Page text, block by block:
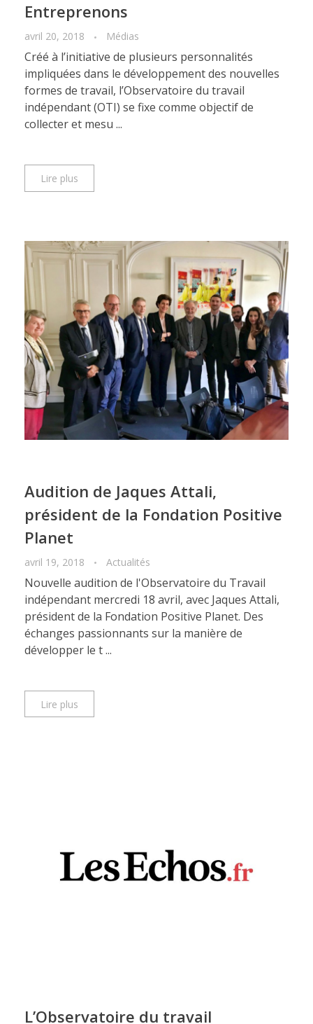
Entreprenons
avril 20, 2018 Médias
Créé à l’initiative de plusieurs personnalités
impliquées dans le développement des nouvelles
formes de travail, l’Observatoire du travail
indépendant (OTI) se fixe comme objectif de
collecter et mesu ...
Lire plus
Audition de Jaques Attali,
président de la Fondation Positive
Planet
avril 19, 2018 Actualités
Nouvelle audition de l'Observatoire du Travail
indépendant mercredi 18 avril, avec Jaques Attali,
président de la Fondation Positive Planet. Des
échanges passionnants sur la manière de
développer le t ...
Lire plus
L’Observatoire du travail